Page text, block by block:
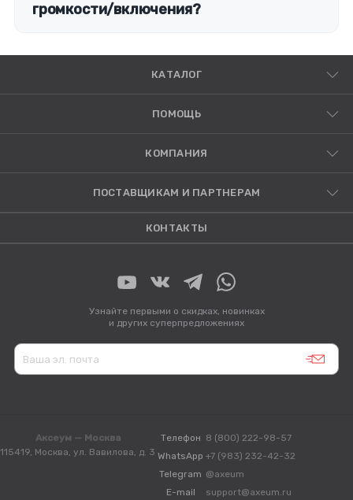
громкости/включения?
КАТАЛОГ
ПОМОЩЬ
КОМПАНИЯ
ПОСТАВЩИКАМ И ПАРТНЕРАМ
КОНТАКТЫ
Узнайте первыми о скидках, новинках
и других суперпредложениях
Аксеум — Москва
115419, Москва, ул. Вавилова, д. 3
Телефон 8 (800) 222-98-57
WhatsApp +7 (983) 232-42-32
Telegram @axeum
E-mail
support@axeum.ru